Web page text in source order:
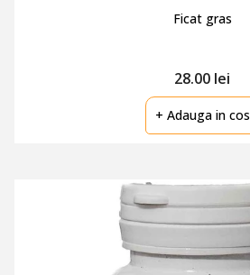
Ficat gras
28.00 lei
+ Adauga in cos